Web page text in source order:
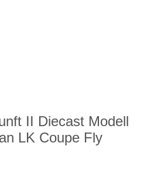
II Diecast Modell
LK Coupe Fly